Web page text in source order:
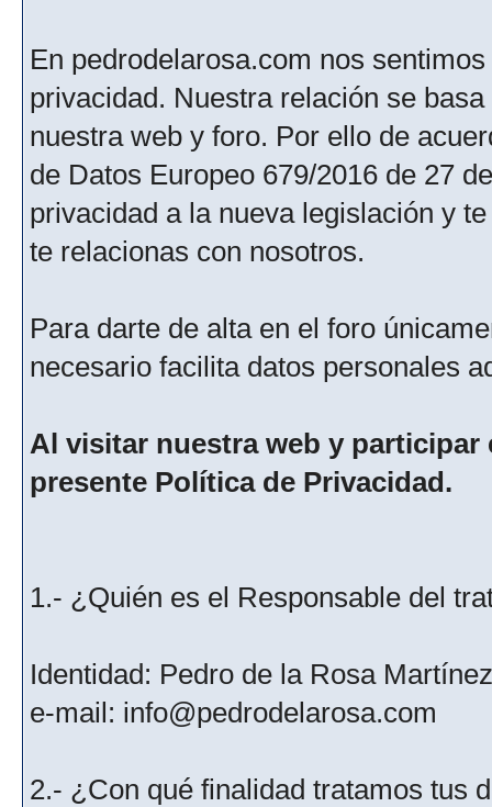
En pedrodelarosa.com nos
privacidad. Nuestra relación se
nuestra web y foro. Por ello de
de Datos Europeo 679/2016 de 27
privacidad a la nueva legislación y
te relacionas con nosotros.
Para darte de alta en el foro
necesario facilita datos personales
Al visitar nuestra web y
presente Política de Privacidad.
1.- ¿Quién es el Responsable del
Identidad: Pedro de la Rosa Martínez
e-mail: info@pedrodelarosa.com
2.- ¿Con qué finalidad tratamos tus